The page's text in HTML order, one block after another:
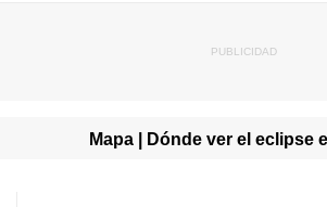
Mapa | Dónde ver el eclipse